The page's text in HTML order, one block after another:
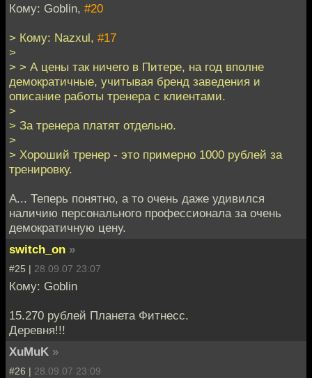
Кому: Goblin, #20
> Кому: Nazxul, #17
>
> > А цены так ничего в Питере, на год вполне
демократичные, учитывая бренд заведения и
описание работы тренера с клиентами.
>
> За тренера платят отдельно.
>
> Хороший тренер - это примерно 1000 рублей за
тренировку.
А... Теперь понятно, а то очень даже удивился
наличию персонального профессионала за очень
демократичную цену.
switch_on »
#25 | 28.09.07 23:07
Кому: Goblin
15.270 рублей Планета Фитнесс.
Деревня!!!
XuMuK »
#26 | 28.09.07 23:09